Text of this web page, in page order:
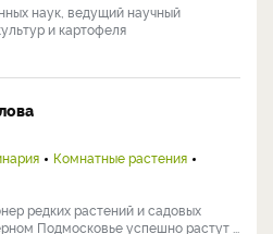
наук, ведущий научный
и картофеля
Комнатные растения
редких растений и садовых
Подмосковье успешно растут ...